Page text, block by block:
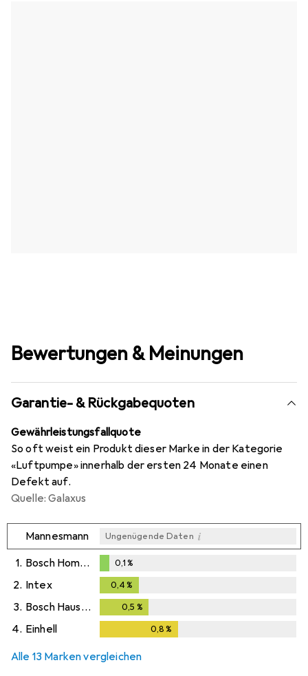
Bewertungen & Meinungen
Garantie- & Rückgabequoten
Gewährleistungsfallquote
So oft weist ein Produkt dieser Marke in der Kategorie
«Luftpumpe» innerhalb der ersten 24 Monate einen
Defekt auf.
Quelle: Galaxus
Mannesmann Ungenügende Daten i
1. Bosch Home & Garden
%
0,1%
2. Intex 0,4 %
3. Bosch Hausgeräte 0,5 %
4. Einhell 0,8%
Alle 13 Marken vergleichen